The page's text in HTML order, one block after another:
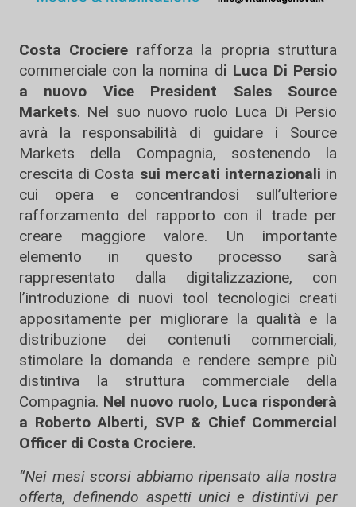
Costa Crociere rafforza la propria struttura
commerciale con la nomina di Luca Di Persio
a nuovo Vice President Sales Source
Markets. Nel suo nuovo ruolo Luca Di Persio
avrà la responsabilità di guidare i Source
Markets della Compagnia, sostenendo la
crescita di Costa sui mercati internazionali in
cui opera e concentrandosi sull’ulteriore
rafforzamento del rapporto con il trade per
creare maggiore valore. Un importante
elemento in questo processo sarà
rappresentato dalla digitalizzazione, con
l’introduzione di nuovi tool tecnologici creati
appositamente per migliorare la qualità e la
distribuzione dei contenuti commerciali,
stimolare la domanda e rendere sempre più
distintiva la struttura commerciale della
Compagnia. Nel nuovo ruolo, Luca risponderà
a Roberto Alberti, SVP & Chief Commercial
Officer di Costa Crociere.
“Nei mesi scorsi abbiamo ripensato alla nostra
offerta, definendo aspetti unici e distintivi per